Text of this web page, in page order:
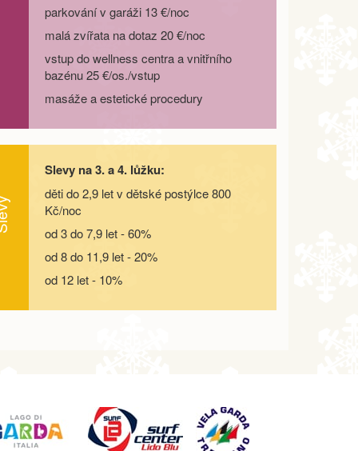
parkování v garáži 13 €/noc
malá zvířata na dotaz 20 €/noc
vstup do wellness centra a vnitřního
bazénu 25 €/os./vstup
masáže a estetické procedury
Slevy na 3. a 4. lůžku:
děti do 2,9 let v dětské postýlce 800
Kč/noc
od 3 do 7,9 let - 60%
od 8 do 11,9 let - 20%
od 12 let - 10%